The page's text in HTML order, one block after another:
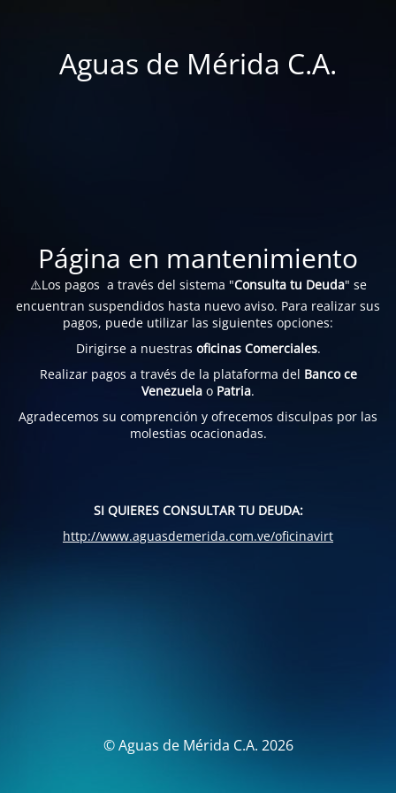
Aguas de Mérida C.A.
Página en mantenimiento
⚠️Los pagos a través del sistema "Consulta tu Deuda" se
encuentran suspendidos hasta nuevo aviso. Para realizar sus
pagos, puede utilizar las siguientes opciones:
Dirigirse a nuestras oficinas Comerciales.
Realizar pagos a través de la plataforma del Banco ce
Venezuela o Patria.
Agradecemos su comprención y ofrecemos disculpas por las
molestias ocacionadas.
SI QUIERES CONSULTAR TU DEUDA:
http://www.aguasdemerida.com.ve/oficinavirt
© Aguas de Mérida C.A. 2026